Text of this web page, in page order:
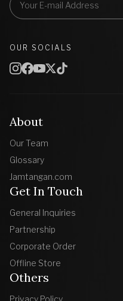
About
Our Team
Glossary
Jamtangan.com
Get In Touch
General Inquiries
Partnership
Corporate Order
Offline Store
Others
OUR SOCIALS